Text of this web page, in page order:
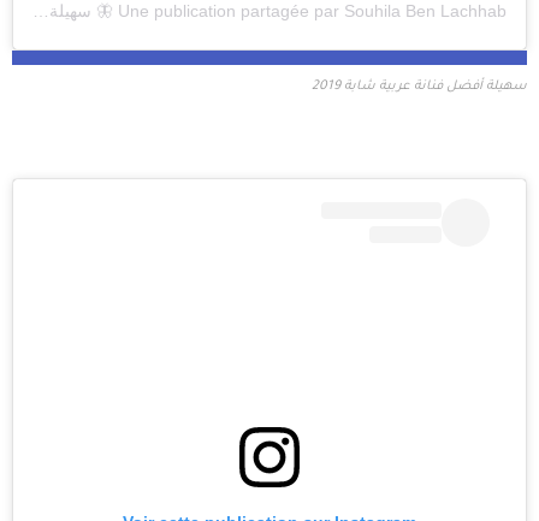
Une publication partagée par Souhila Ben Lachhab 🦋 سهيلة (@souhilaofficial) le
سهيلة أفضل فنانة عربية شابة 2019